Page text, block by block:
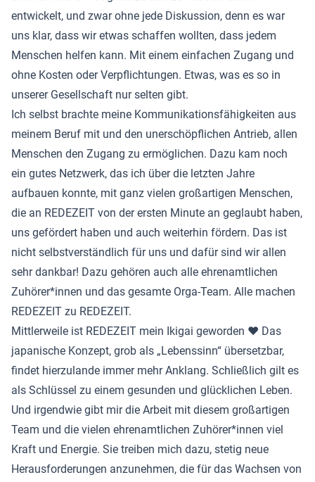
entwickelt, und zwar ohne jede Diskussion, denn es war
uns klar, dass wir etwas schaffen wollten, dass jedem
Menschen helfen kann. Mit einem einfachen Zugang und
ohne Kosten oder Verpflichtungen. Etwas, was es so in
unserer Gesellschaft nur selten gibt.
Ich selbst brachte meine Kommunikationsfähigkeiten aus
meinem Beruf mit und den unerschöpflichen Antrieb, allen
Menschen den Zugang zu ermöglichen. Dazu kam noch
ein gutes Netzwerk, das ich über die letzten Jahre
aufbauen konnte, mit ganz vielen großartigen Menschen,
die an REDEZEIT von der ersten Minute an geglaubt haben,
uns gefördert haben und auch weiterhin fördern. Das ist
nicht selbstverständlich für uns und dafür sind wir allen
sehr dankbar! Dazu gehören auch alle ehrenamtlichen
Zuhörer*innen und das gesamte Orga-Team. Alle machen
REDEZEIT zu REDEZEIT.
Mittlerweile ist REDEZEIT mein Ikigai geworden ❤️ Das
japanische Konzept, grob als „Lebenssinn“ übersetzbar,
findet hierzulande immer mehr Anklang. Schließlich gilt es
als Schlüssel zu einem gesunden und glücklichen Leben.
Und irgendwie gibt mir die Arbeit mit diesem großartigen
Team und die vielen ehrenamtlichen Zuhörer*innen viel
Kraft und Energie. Sie treiben mich dazu, stetig neue
Herausforderungen anzunehmen, die für das Wachsen von